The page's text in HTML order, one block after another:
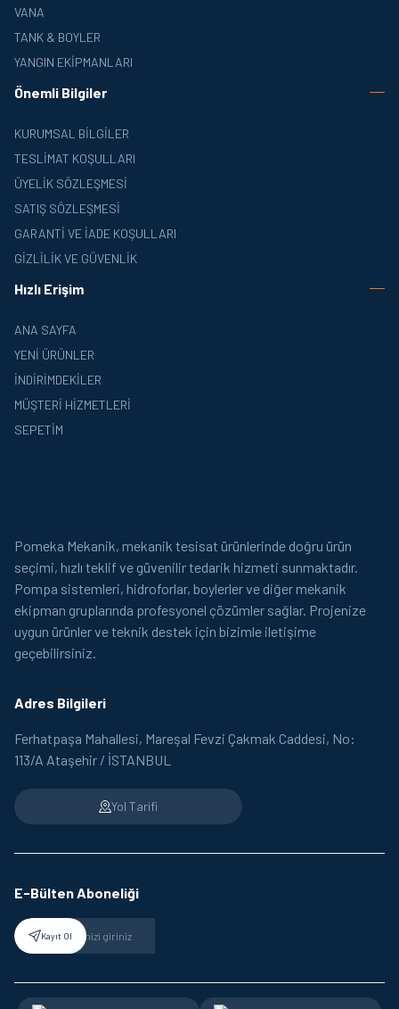
VANA
TANK & BOYLER
YANGIN EKIPMANLARI
Önemli Bilgiler
KURUMSAL BILGILER
TESLIMAT KOŞULLARI
ÜYELIK SÖZLEŞMESI
SATIŞ SÖZLEŞMESI
GARANTI VE İADE KOŞULLARI
GIZLILIK VE GÜVENLIK
Hızlı Erişim
ANA SAYFA
YENI ÜRÜNLER
İNDIRIMDEKILER
MÜŞTERI HIZMETLERI
SEPETIM
Pomeka Mekanik, mekanik tesisat ürünlerinde doğru ürün
seçimi, hızlı teklif ve güvenilir tedarik hizmeti sunmaktadır.
Pompa sistemleri, hidroforlar, boylerler ve diğer mekanik
ekipman gruplarında profesyonel çözümler sağlar. Projenize
uygun ürünler ve teknik destek için bizimle iletişime
geçebilirsiniz.
Adres Bilgileri
Ferhatpaşa Mahallesi, Mareşal Fevzi Çakmak Caddesi, No:
113/A Ataşehir / İSTANBUL
Yol Tarifi
E-Bülten Aboneliği
Kayıt Ol